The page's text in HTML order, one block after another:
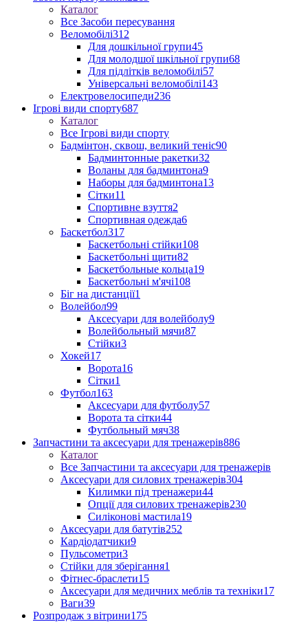
Каталог
Все Засоби пересування
Веломобілі312
Для дошкільної групи45
Для молодшої шкільної групи68
Для підлітків веломобілі57
Універсальні веломобілі143
Електровелосипеди236
Ігрові види спорту687
Каталог
Все Ігрові види спорту
Бадмінтон, сквош, великий теніс90
Бадминтонные ракетки32
Воланы для бадминтона9
Наборы для бадминтона13
Сітки11
Спортивне взуття2
Спортивная одежда6
Баскетбол317
Баскетбольні стійки108
Баскетбольні щити82
Баскетбольные кольца19
Баскетбольні м'ячі108
Біг на дистанції1
Волейбол99
Аксесуари для волейболу9
Волейбольный мячи87
Стійки3
Хокей17
Ворота16
Сітки1
Футбол163
Аксесуари для футболу57
Ворота та сітки44
Футбольный мяч38
Запчастини та аксесуари для тренажерів886
Каталог
Все Запчастини та аксесуари для тренажерів
Аксесуари для силових тренажерів304
Килимки під тренажери44
Опції для силових тренажерів230
Силіконові мастила19
Аксесуари для батутів252
Кардіодатчики9
Пульсометри3
Стійки для зберігання1
Фітнес-браслети15
Аксесуари для медичних меблів та техніки17
Ваги39
Розпродаж з вітрини175